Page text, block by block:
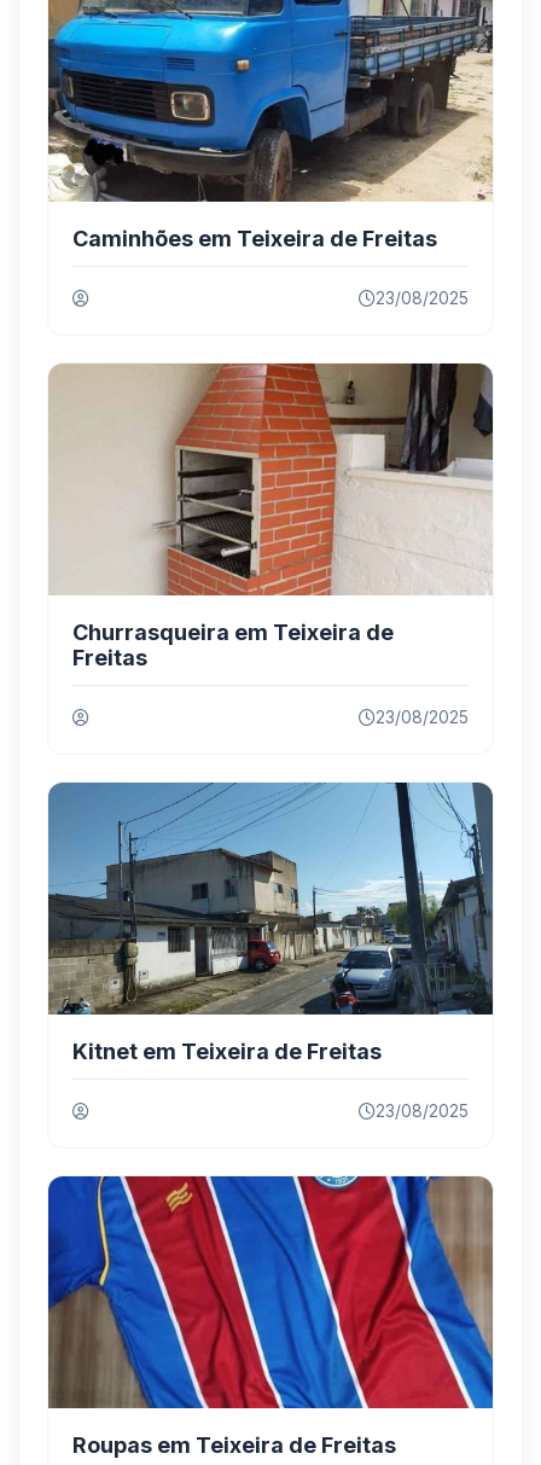
Caminhões em Teixeira de Freitas
23/08/2025
Churrasqueira em Teixeira de
Freitas
23/08/2025
Kitnet em Teixeira de Freitas
23/08/2025
Roupas em Teixeira de Freitas